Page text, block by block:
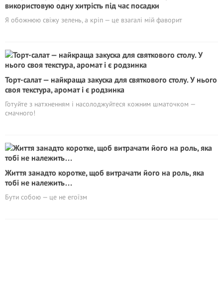
використовую одну хитрість під час посадки
Я обожнюю свіжу зелень, а кріп — це взагалі мій фаворит
Торт-салат — найкраща закуска для святкового столу. У нього
своя текстура, аромат і є родзинка
Готуйте з натхненням і насолоджуйтеся кожним шматочком —
смачного!
Життя занадто коротке, щоб витрачати його на роль, яка
тобі не належить…
Бути собою — це не егоїзм